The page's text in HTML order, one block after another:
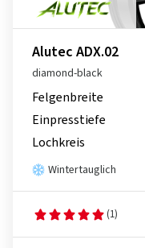
Alutec ADX.02
diamond-black
Felgenbreite
Einpresstiefe
Lochkreis
Wintertauglich
(1)